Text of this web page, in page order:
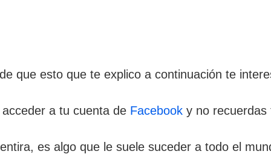
que esto que te explico a continuación te
a tu cuenta de Facebook y no
es algo que le suele suceder a todo el